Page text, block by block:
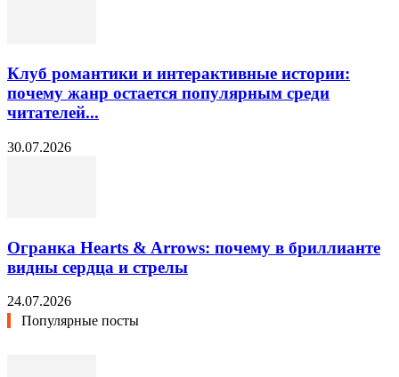
Клуб романтики и интерактивные истории:
почему жанр остается популярным среди
читателей...
30.07.2026
Огранка Hearts & Arrows: почему в бриллианте
видны сердца и стрелы
24.07.2026
Популярные посты